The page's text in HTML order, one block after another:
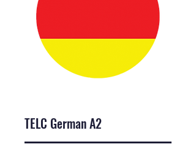
TELC German A2